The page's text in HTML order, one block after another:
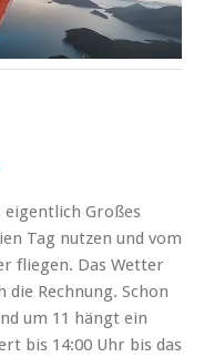
eigentlich Großes
Tag nutzen und vom
fliegen. Das Wetter
Rechnung. Schon
um 11 hängt ein
bis 14:00 Uhr bis das